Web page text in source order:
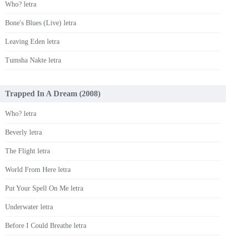
Who? letra
Bone's Blues (Live) letra
Leaving Eden letra
Tumsha Nakte letra
Trapped In A Dream (2008)
Who? letra
Beverly letra
The Flight letra
World From Here letra
Put Your Spell On Me letra
Underwater letra
Before I Could Breathe letra